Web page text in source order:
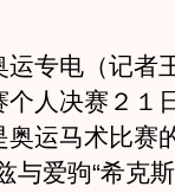
专电（记者
人决赛２１
运马术比赛
与爱驹“希克